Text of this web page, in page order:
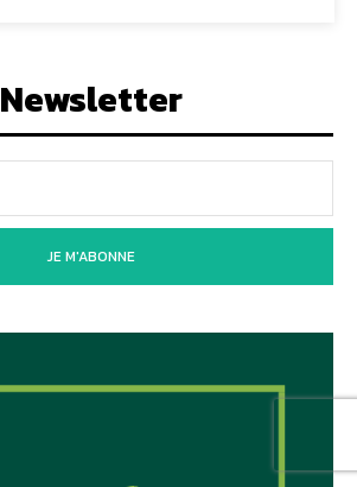
Newsletter
JE M'ABONNE